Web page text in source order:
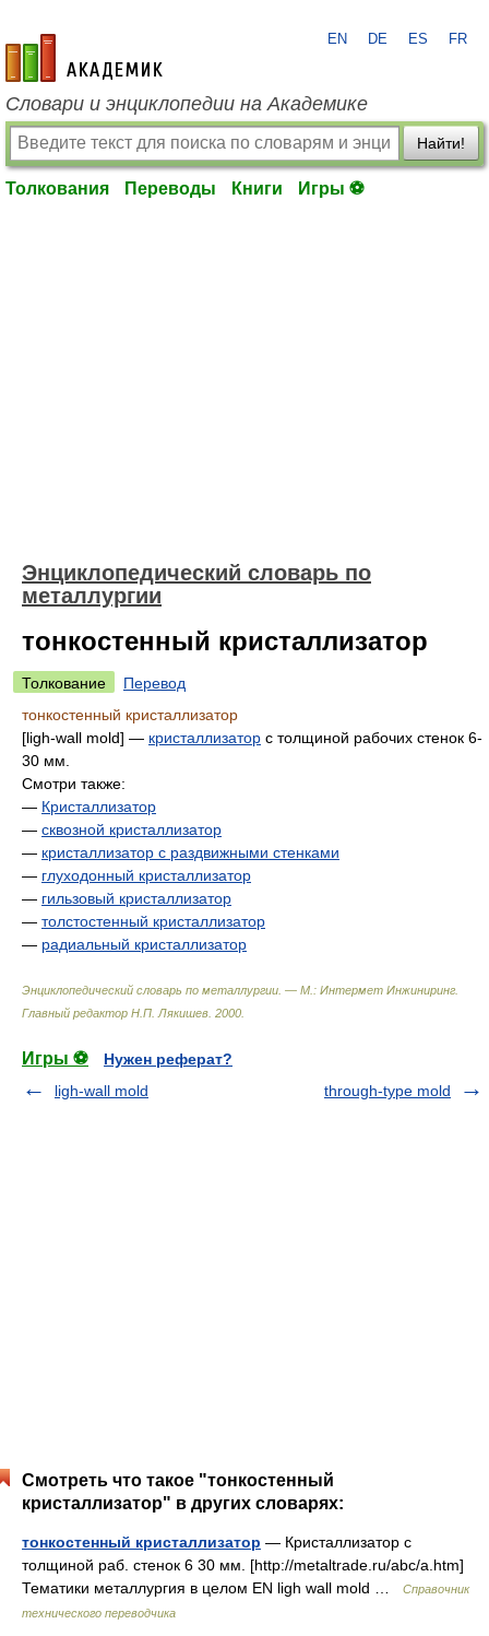
academic.ru
EN DE ES FR
Словари и энциклопедии на Академике
Найти!
Толкования Переводы Книги Игры ⚽
Энциклопедический словарь по
металлургии
тонкостенный кристаллизатор
Толкование
Перевод
тонкостенный кристаллизатор
[ligh-wall mold] — кристаллизатор с толщиной рабочих стенок 6-
30 мм.
Смотри также:
— Кристаллизатор
— сквозной кристаллизатор
— кристаллизатор с раздвижными стенками
— глуходонный кристаллизатор
— гильзовый кристаллизатор
— толстостенный кристаллизатор
— радиальный кристаллизатор
Энциклопедический словарь по металлургии. — М.: Интермет Инжиниринг
Главный редактор Н.П. Лякишев 2000
Игры ⚽
Нужен реферат?
ligh-wall mold
through-type mold
Смотреть что такое "тонкостенный
кристаллизатор" в других словарях:
тонкостенный кристаллизатор — Кристаллизатор с
толщиной раб. стенок 6 30 мм. [http://metaltrade.ru/abc/a.htm]
Тематики металлургия в целом EN ligh wall mold …
Справочник
технического переводчика